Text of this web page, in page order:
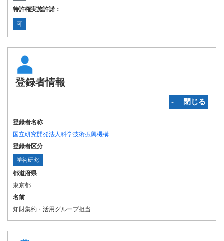
特許権実施許諾：
可
登録者情報
‐ 閉じる
登録者名称
国立研究開発法人科学技術振興機構
登録者区分
学術研究
都道府県
東京都
名前
知財集約・活用グループ担当